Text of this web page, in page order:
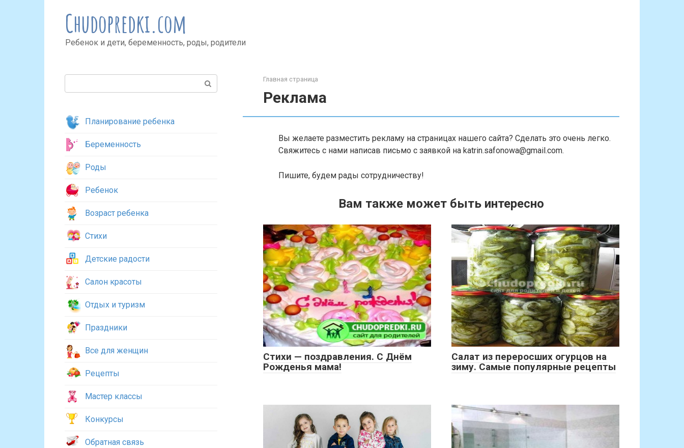
Chudopredki.com
Ребенок и дети, беременность, роды, родители
Главная страница
Реклама
Вы желаете разместить рекламу на страницах нашего сайта? Сделать это очень легко.
Свяжитесь с нами написав письмо с заявкой на katrin.safonowa@gmail.com.
Пишите, будем рады сотрудничеству!
Вам также может быть интересно
Стихи — поздравления. С Днём
Рожденья мама!
Салат из переросших огурцов на
зиму. Самые популярные рецепты
Планирование ребенка
Беременность
Роды
Ребенок
Возраст ребенка
Стихи
Детские радости
Салон красоты
Отдых и туризм
Праздники
Все для женщин
Рецепты
Мастер классы
Конкурсы
Обратная связь